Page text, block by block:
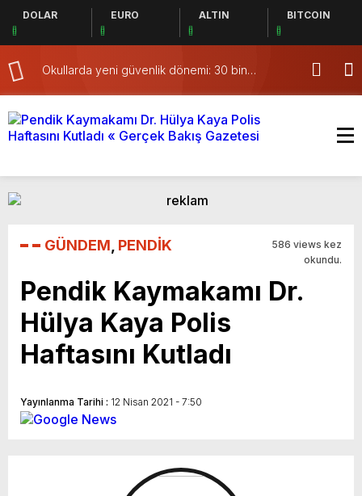
DOLAR EURO ALTIN BITCOIN
Okullarda yeni güvenlik dönemi: 30 bin
personel alınacak
GÜNDEM PENDİK
586 views kez
okundu.
Pendik Kaymakamı Dr.
Hülya Kaya Polis
Haftasını Kutladı
Yayınlanma Tarihi : 12 Nisan 2021 - 7:50